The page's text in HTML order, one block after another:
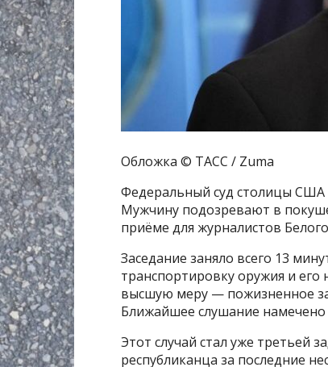
Обложка © ТАСС / Zuma
Федеральный суд столицы США
Мужчину подозревают в
приёме для журналистов
Заседание заняло всего 13
транспортировку оружия и
высшую меру — пожизненное
Ближайшее слушание намечено
Этот случай стал уже третьей
республиканца за последние